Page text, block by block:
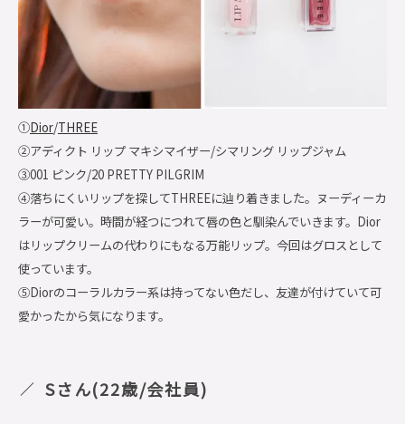
①Dior/THREE
②アディクト リップ マキシマイザー/シマリング リップジャム
③001 ピンク/20 PRETTY PILGRIM
④落ちにくいリップを探してTHREEに辿り着きました。ヌーディーカ
ラーが可愛い。時間が経つにつれて唇の色と馴染んでいきます。Dior
はリップクリームの代わりにもなる万能リップ。今回はグロスとして
使っています。
⑤Diorのコーラルカラー系は持ってない色だし、友達が付けていて可
愛かったから気になります。
Sさん(22歳/会社員)